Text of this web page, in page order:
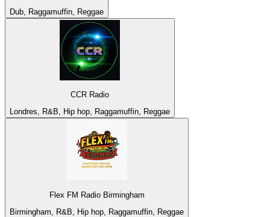
Dub, Raggamuffin, Reggae
CCR Radio
Londres, R&B, Hip hop, Raggamuffin, Reggae
Flex FM Radio Birmingham
Birmingham, R&B, Hip hop, Raggamuffin, Reggae